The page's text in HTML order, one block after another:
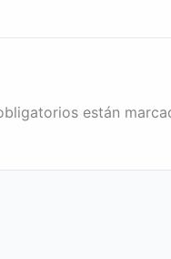
están